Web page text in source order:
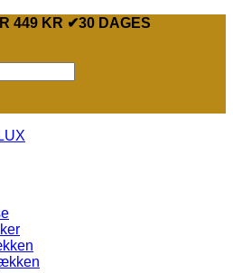
449 KR ✔30 DAGES